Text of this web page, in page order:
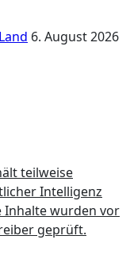
6. August 2026
teilweise
Intelligenz
Inhalte wurden vor
geprüft.